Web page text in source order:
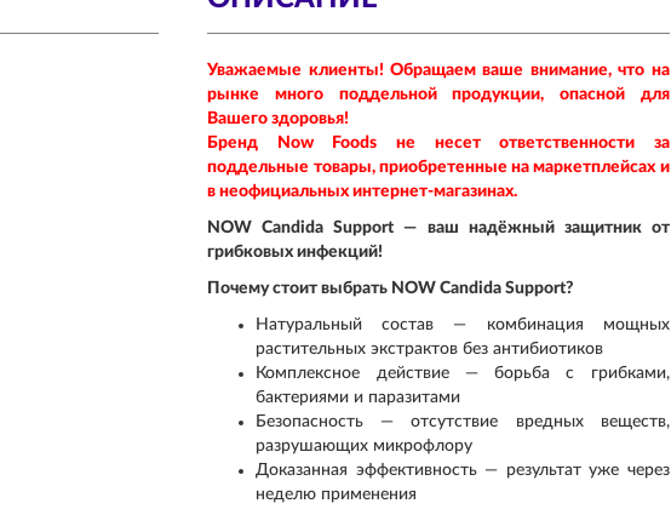
Уважаемые клиенты! Обращаем ваше внимание, что на
рынке много поддельной продукции, опасной для
Вашего здоровья!
Бренд Now Foods не несет ответственности за
поддельные товары, приобретенные на маркетплейсах и
в неофициальных интернет-магазинах.
NOW Candida Support — ваш надёжный защитник от
грибковых инфекций!
Почему стоит выбрать NOW Candida Support?
Натуральный состав — комбинация мощных
растительных экстрактов без антибиотиков
Комплексное действие — борьба с грибками,
бактериями и паразитами
Безопасность — отсутствие вредных веществ,
разрушающих микрофлору
Доказанная эффективность — результат уже через
неделю применения